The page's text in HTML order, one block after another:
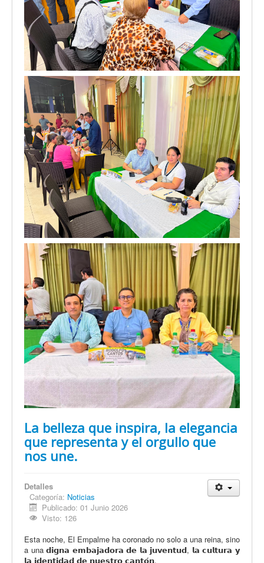
La belleza que inspira, la elegancia
que representa y el orgullo que
nos une.
Detalles
Categoría: Noticias
Publicado: 01 Junio 2026
Visto: 126
Esta noche, El Empalme ha coronado no solo a una reina, sino
a una 𝗱𝗶𝗴𝗻𝗮 𝗲𝗺𝗯𝗮𝗷𝗮𝗱𝗼𝗿𝗮 𝗱𝗲 𝗹𝗮 𝗷𝘂𝘃𝗲𝗻𝘁𝘂𝗱, 𝗹𝗮 𝗰𝘂𝗹𝘁𝘂𝗿𝗮 𝘆
𝗹𝗮 𝗶𝗱𝗲𝗻𝘁𝗶𝗱𝗮𝗱 𝗱𝗲 𝗻𝘂𝗲𝘀𝘁𝗿𝗼 𝗰𝗮𝗻𝘁𝗼́𝗻.